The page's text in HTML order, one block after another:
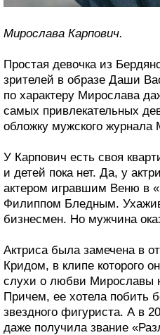
Мирослава Карпович.
Простая девочка из
зрителей в образе Даши
по характеру Мирослава
самых привлекательных
обложку мужского журнала
У Карпович есть своя
и детей пока нет. Да, у
актером игравшим Веню в
Филиппом Бледным.
бизнесмен. Но мужчина
Актриса была замечена в
Кридом, в клипе которого
слухи о любви Мирославы
Причем, ее хотела побить
звездного фигуриста. А в
даже получила звание